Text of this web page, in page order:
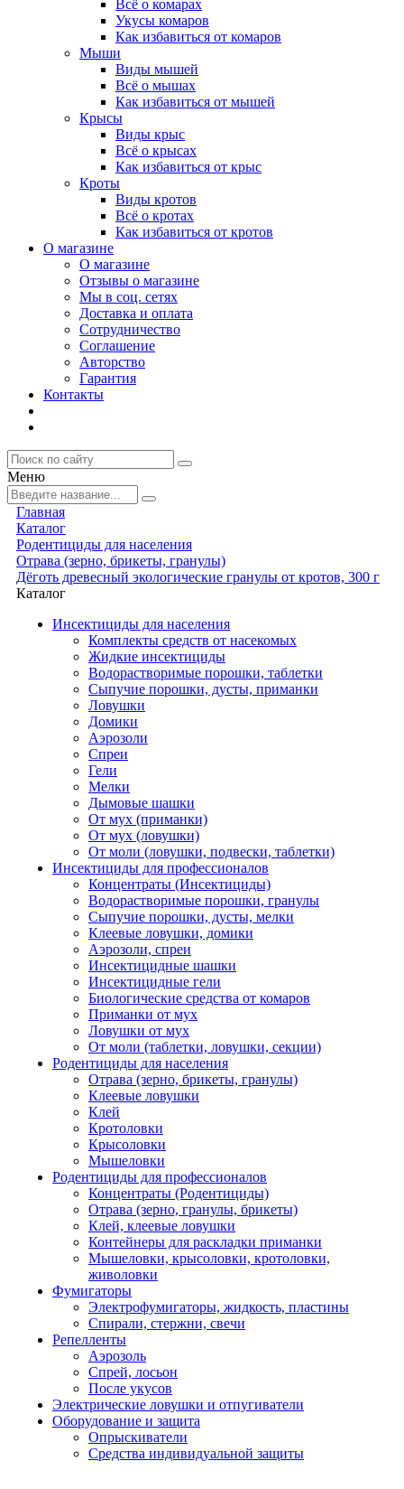
Всё о комарах
Укусы комаров
Как избавиться от комаров
Мыши
Виды мышей
Всё о мышах
Как избавиться от мышей
Крысы
Виды крыс
Всё о крысах
Как избавиться от крыс
Кроты
Виды кротов
Всё о кротах
Как избавиться от кротов
О магазине
О магазине
Отзывы о магазине
Мы в соц. сетях
Доставка и оплата
Сотрудничество
Соглашение
Авторство
Гарантия
Контакты
Меню
Главная
Каталог
Родентициды для населения
Отрава (зерно, брикеты, гранулы)
Дёготь древесный экологические гранулы от кротов, 300 г
Каталог
Инсектициды для населения
Комплекты средств от насекомых
Жидкие инсектициды
Водорастворимые порошки, таблетки
Сыпучие порошки, дусты, приманки
Ловушки
Домики
Аэрозоли
Спреи
Гели
Мелки
Дымовые шашки
От мух (приманки)
От мух (ловушки)
От моли (ловушки, подвески, таблетки)
Инсектициды для профессионалов
Концентраты (Инсектициды)
Водорастворимые порошки, гранулы
Сыпучие порошки, дусты, мелки
Клеевые ловушки, домики
Аэрозоли, спреи
Инсектицидные шашки
Инсектицидные гели
Биологические средства от комаров
Приманки от мух
Ловушки от мух
От моли (таблетки, ловушки, секции)
Родентициды для населения
Отрава (зерно, брикеты, гранулы)
Клеевые ловушки
Клей
Кротоловки
Крысоловки
Мышеловки
Родентициды для профессионалов
Концентраты (Родентициды)
Отрава (зерно, гранулы, брикеты)
Клей, клеевые ловушки
Контейнеры для раскладки приманки
Мышеловки, крысоловки, кротоловки,
живоловки
Фумигаторы
Электрофумигаторы, жидкость, пластины
Спирали, стержни, свечи
Репелленты
Аэрозоль
Спрей, лосьон
После укусов
Электрические ловушки и отпугиватели
Оборудование и защита
Опрыскиватели
Средства индивидуальной защиты